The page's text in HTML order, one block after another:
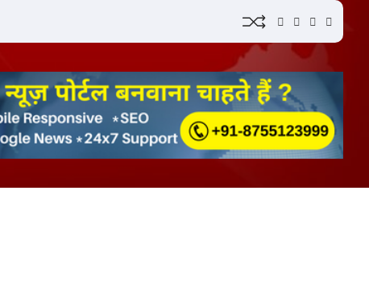
YouTube
Instagram
Facebook